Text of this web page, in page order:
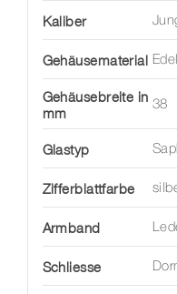
Kaliber
Gehäusematerial
Gehäusebreite in
mm
38
Glastyp
Zifferblattfarbe
Armband
Schliesse